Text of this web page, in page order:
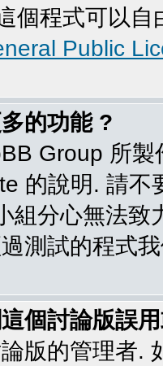
個程式可以
Public
的功能 ?
Group 所
的說明. 請
組分心無法
測試的程式
個討論版誤
版的管理者.